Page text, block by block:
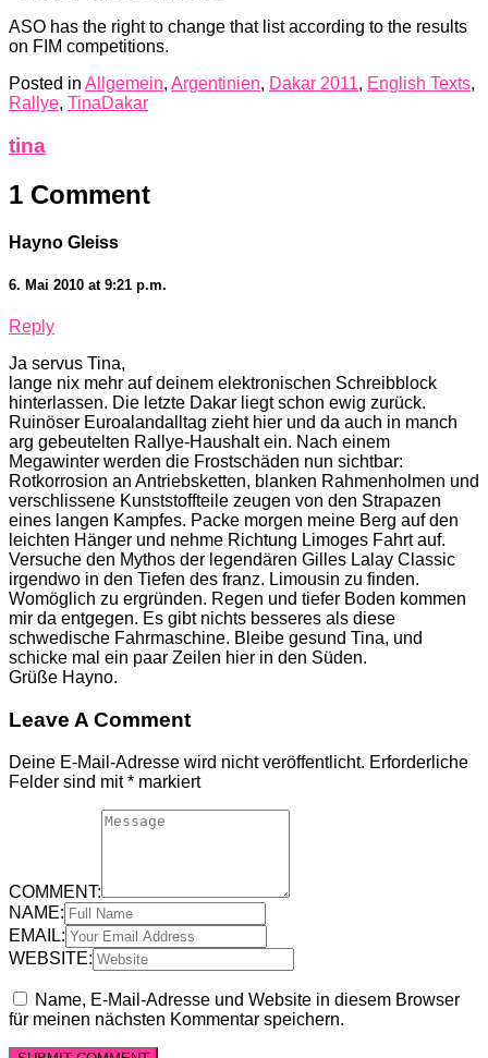
ASO has the right to change that list according to the results
on FIM competitions.
Posted in Allgemein, Argentinien, Dakar 2011, English Texts,
Rallye, TinaDakar
tina
1 Comment
Hayno Gleiss
6. Mai 2010 at 9:21 p.m.
Reply
Ja servus Tina,
lange nix mehr auf deinem elektronischen Schreibblock
hinterlassen. Die letzte Dakar liegt schon ewig zurück.
Ruinöser Euroalandalltag zieht hier und da auch in manch
arg gebeutelten Rallye-Haushalt ein. Nach einem
Megawinter werden die Frostschäden nun sichtbar:
Rotkorrosion an Antriebsketten, blanken Rahmenholmen und
verschlissene Kunststoffteile zeugen von den Strapazen
eines langen Kampfes. Packe morgen meine Berg auf den
leichten Hänger und nehme Richtung Limoges Fahrt auf.
Versuche den Mythos der legendären Gilles Lalay Classic
irgendwo in den Tiefen des franz. Limousin zu finden.
Womöglich zu ergründen. Regen und tiefer Boden kommen
mir da entgegen. Es gibt nichts besseres als diese
schwedische Fahrmaschine. Bleibe gesund Tina, und
schicke mal ein paar Zeilen hier in den Süden.
Grüße Hayno.
Leave A Comment
Deine E-Mail-Adresse wird nicht veröffentlicht. Erforderliche
Felder sind mit* markiert
COMMENT:
NAME:
EMAIL:
WEBSITE:
Name, E-Mail-Adresse und Website in diesem Browser
für meinen nächsten Kommentar speichern.